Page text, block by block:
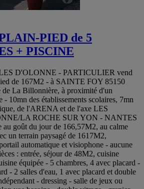
PIED de 5
+ PISCINE
D'OLONNE - PARTICULIER vend
de 167M2 - à SAINTE FOY 85150
de La Billonnière, à proximité d'un
- 10mn des établissements scolaires, 7mn
de l'ARENA et de l'axe LES
LA ROCHE SUR YON - NANTES
au goût du jour de 166,57M2, au calme
un terrain paysagé de 1617M2,
automatique et visiophone - aucune
: entrée, séjour de 48M2, cuisine
équipée - 5 chambres, 4 avec placard -
- 2 salles d'eau, 1 avec placard et double
- dressing - salle de jeux ou